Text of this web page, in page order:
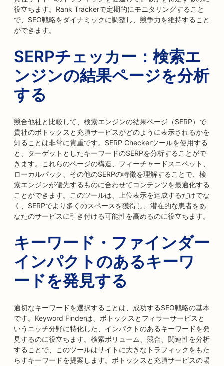
役立ちます。Rank Trackerで定期的にモニタリングすること
で、SEO戦略をダイナミックに調整し、競争力を維持すること
ができます。
SERPチェッカー：検索エ
ンジンの結果ページを分析
する
競合他社と比較して、検索エンジンの結果ページ（SERP）で
貴社のボトックスと充填サービスがどのように表示されるかを
知ることは非常に貴重です。SERP Checkerツールを使用する
と、ターゲットとしたキーワードのSERPを分析することがで
きます。これらのページの構造、フィーチャードスニペット、
ローカルパック、その他のSERPの特徴を理解することで、検
索エンジンが優先するものに合わせてコンテンツを最適化する
ことができます。このツールは、上位表示を達成するだけでな
く、SERPでより多くのスペースを獲得し、潜在的な患者をあ
なたのサービスに引き付ける可能性を高めるのに役立ちます。
キーワード・ファインダー
インパクトのあるキーワ
ードを発見する
適切なキーワードを選択することは、成功するSEO戦略の基本
です。Keyword Finderは、ボトックスとフィラーサービスと
いうニッチ分野に特化した、インパクトのあるキーワードを発
見するのに役立ちます。検索ボリューム、競合、関連性を分析
することで、このツールはサイトに大きなトラフィックをもた
らすキーワードを提案します。ボトックスと充填サービスの場